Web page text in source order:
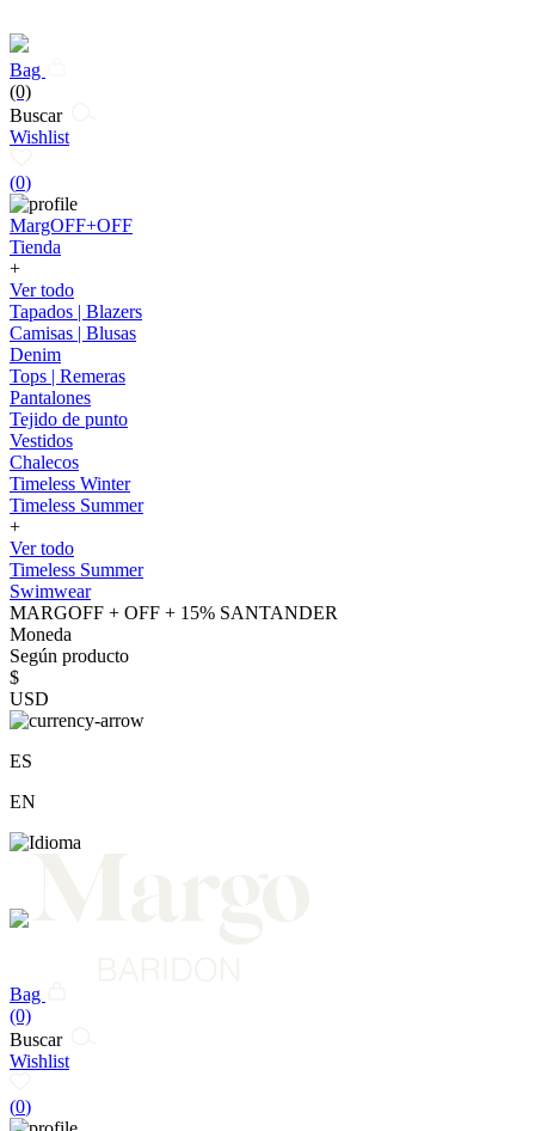
Bag
(0)
Buscar
Wishlist
(0)
MargOFF+OFF
Tienda
+
Ver todo
Tapados | Blazers
Camisas | Blusas
Denim
Tops | Remeras
Pantalones
Tejido de punto
Vestidos
Chalecos
Timeless Winter
Timeless Summer
+
Ver todo
Timeless Summer
Swimwear
MARGOFF + OFF + 15% SANTANDER
Moneda
Según producto
$
USD
ES
EN
Bag
(0)
Buscar
Wishlist
(0)